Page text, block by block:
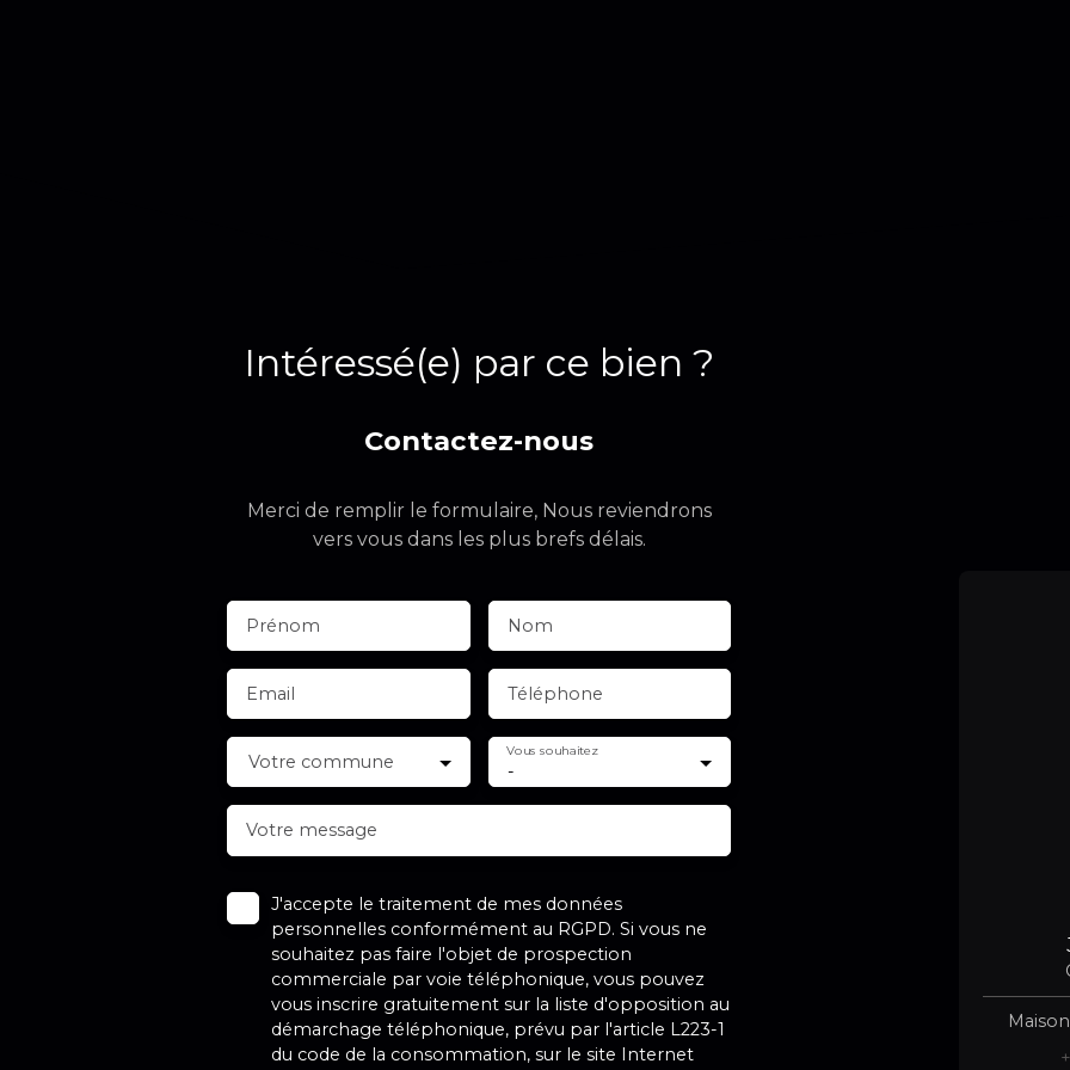
Intéressé(e) par ce bien ?
Contactez-nous
Merci de remplir le formulaire, Nous reviendrons
vers vous dans les plus brefs délais.
Prénom Nom
Email Téléphone
Votre commune -
Vous souhaitez
Votre message
J'accepte le traitement de mes données
personnelles conformément au RGPD. Si vous ne
souhaitez pas faire l'objet de prospection
commerciale par voie téléphonique, vous pouvez
vous inscrire gratuitement sur la liste d'opposition au
démarchage téléphonique, prévu par l'article L223-1
du code de la consommation, sur le site Internet